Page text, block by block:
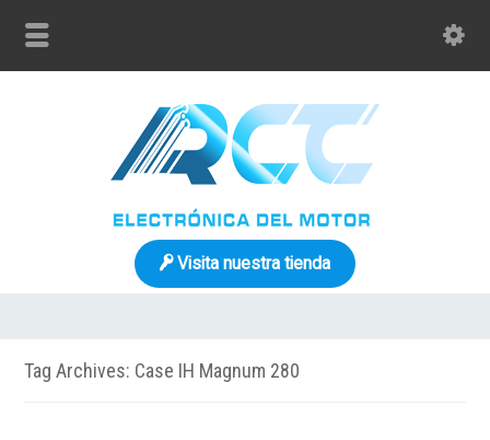
Visita nuestra tienda
Tag Archives: Case IH Magnum 280